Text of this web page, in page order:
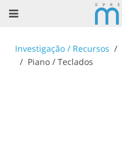
Investigação / Recursos
Piano / Teclados